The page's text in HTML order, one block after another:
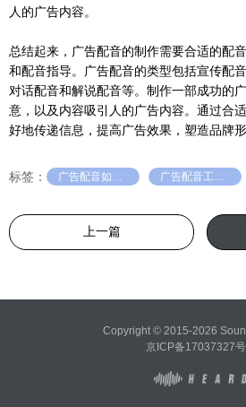
人的广告内容。
总结起来，广告配音的制作需要合适的配
和配音指导。广告配音的类型包括宣传配
对话配音和解说配音等。制作一部成功的
意，以及内容吸引人的广告内容。通过合
好地传递信息，提高广告效果，塑造品牌形
标签：
上一篇
Copyright © 2015-2026
京ICP备17037327